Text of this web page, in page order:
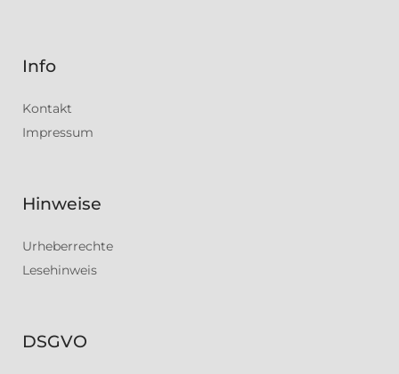
Info
Kontakt
Impressum
Hinweise
Urheberrechte
Lesehinweis
DSGVO